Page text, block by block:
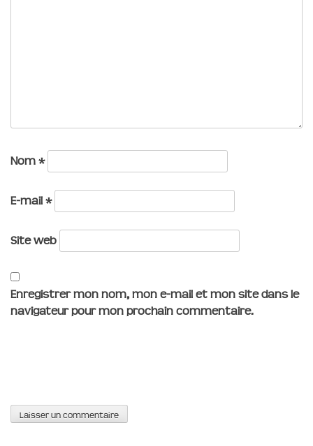
Nom *
E-mail *
Site web
Enregistrer mon nom, mon e-mail et mon site dans le
navigateur pour mon prochain commentaire.